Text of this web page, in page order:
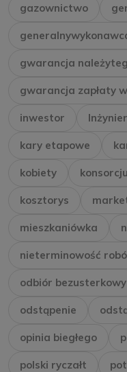
gazownictwo
gwarancja
gwarancja zapłaty
inwestor
kary etapowe
kobiety
kosztorys
mieszkaniówka
nieterminowość
odbiór bezusterkowy
odstąpenie
opinia biegłego
polski ryczałt